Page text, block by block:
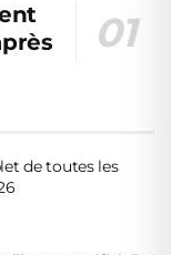
de toutes les